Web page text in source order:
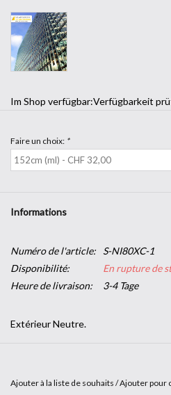
Im Shop verfügbar:Verfügbarkeit
Faire un choix: *
Informations
Numéro de l'article:
S-NI80XC-1
Disponibilité:
En rupture de
Heure de livraison:
3-4 Tage
Extérieur Neutre.
gamme de films transparents
Ajouter à la liste de souhaits /Ajouter pour